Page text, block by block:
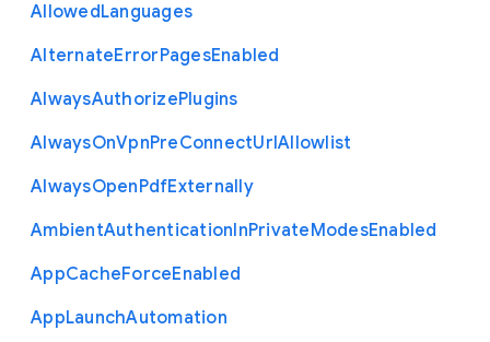
AllowedLanguages
AlternateErrorPagesEnabled
AlwaysAuthorizePlugins
AlwaysOnVpnPreConnectUrlAllowlist
AlwaysOpenPdfExternally
AmbientAuthenticationInPrivateModesEnabled
AppCacheForceEnabled
AppLaunchAutomation